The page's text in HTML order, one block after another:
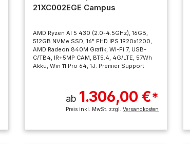
21XC002EGE Campus
AMD Ryzen AI 5 430 (2.0-4.5GHz), 16GB,
512GB NVMe SSD, 16" FHD IPS 1920x1200,
AMD Radeon 840M Grafik, Wi-Fi 7, USB-
C/TB4, IR+5MP CAM, BT5.4, 4G/LTE, 57Wh
Akku, Win 11 Pro 64, 1J. Premier Support
ab 1.306,00 €*
Preis inkl. MwSt. zzgl. Versandkosten